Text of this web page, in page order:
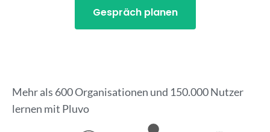
Gespräch planen
Mehr als 600 Organisationen und 150.000 Nutzer
lernen mit Pluvo